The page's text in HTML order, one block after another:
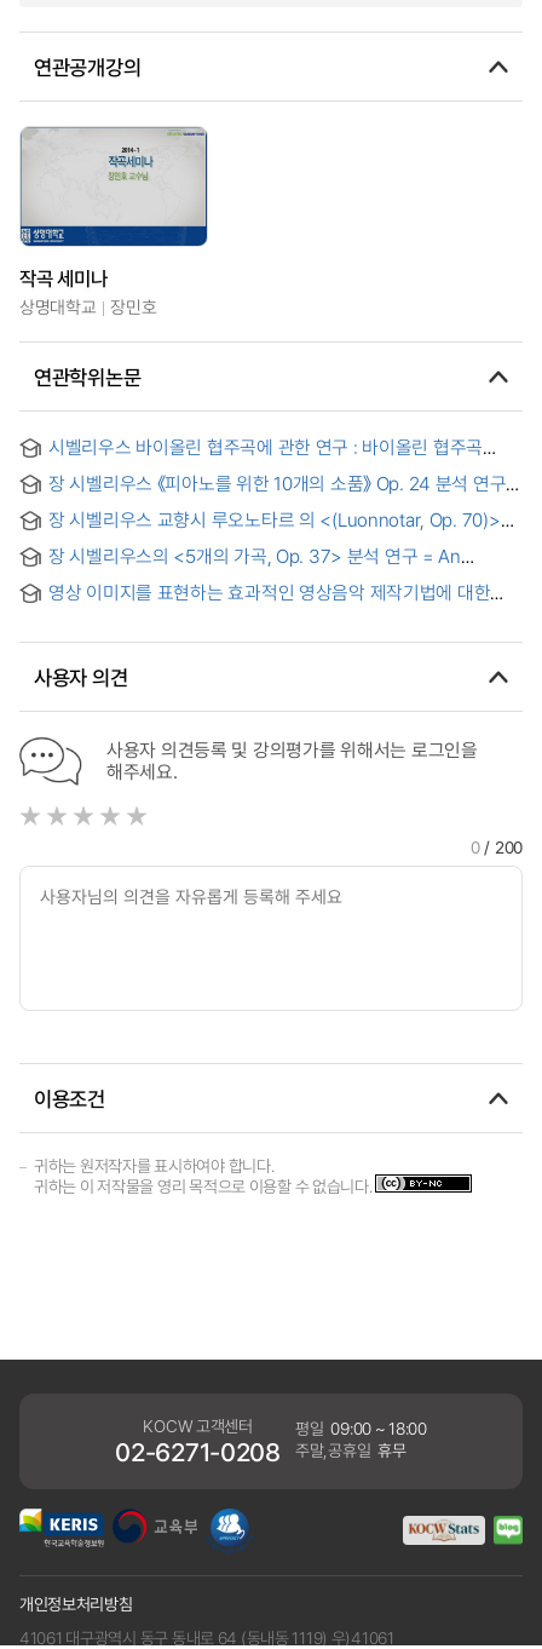
연관공개강의
작곡 세미나
상명대학교 장민호
연관학위논문
시벨리우스 바이올린 협주곡에 관한 연구 : 바이올린 협주곡
장 시벨리우스 《피아노를 위한 10개의 소품》 Op. 24 분석 연구 =
장 시벨리우스 교향시 루오노타르 의 <(Luonnotar, Op. 70)>
Sibelius’ Symphonic Poem
장 시벨리우스의 <5개의 가곡, Op. 37> 분석 연구 = An
영상 이미지를 표현하는 효과적인 영상음악 제작기법에 대한
사용자 의견
사용자 의견등록 및 강의평가를 위해서는 로그인을
해주세요.
0/ 200
이용조건
귀하는 원저작자를 표시하여야 합니다.
귀하는 이 저작물을 영리 목적으로 이용할 수 없습니다.
KOCW 고객센터
02-6271-0208
평일 09:00 ~ 18:00
주말,공휴일 휴무
개인정보처리방침
41061 대구광역시 동구 동내로 64 (동내동 1119) 우)41061